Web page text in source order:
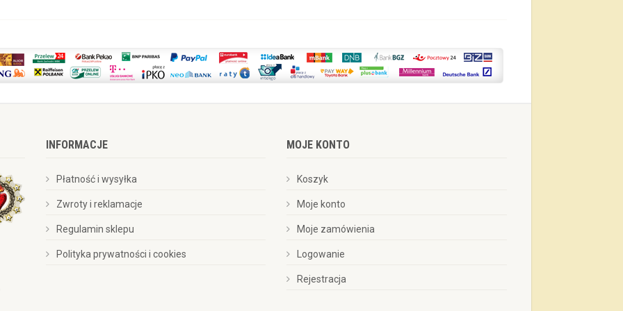
INFORMACJE
Płatność i wysyłka
Zwroty i reklamacje
Regulamin sklepu
Polityka prywatności i cookies
MOJE KONTO
Koszyk
Moje konto
Moje zamówienia
Logowanie
Rejestracja